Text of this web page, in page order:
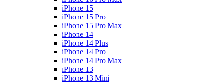
iPhone 15
iPhone 15 Pro
iPhone 15 Pro Max
iPhone 14
iPhone 14 Plus
iPhone 14 Pro
iPhone 14 Pro Max
iPhone 13
iPhone 13 Mini